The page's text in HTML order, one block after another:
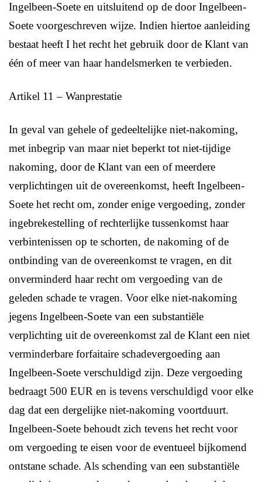
Ingelbeen-Soete en uitsluitend op de door Ingelbeen-
Soete voorgeschreven wijze. Indien hiertoe aanleiding
bestaat heeft I het recht het gebruik door de Klant van
één of meer van haar handelsmerken te verbieden.
Artikel 11 – Wanprestatie
In geval van gehele of gedeeltelijke niet-nakoming,
met inbegrip van maar niet beperkt tot niet-tijdige
nakoming, door de Klant van een of meerdere
verplichtingen uit de overeenkomst, heeft Ingelbeen-
Soete het recht om, zonder enige vergoeding, zonder
ingebrekestelling of rechterlijke tussenkomst haar
verbintenissen op te schorten, de nakoming of de
ontbinding van de overeenkomst te vragen, en dit
onverminderd haar recht om vergoeding van de
geleden schade te vragen. Voor elke niet-nakoming
jegens Ingelbeen-Soete van een substantiële
verplichting uit de overeenkomst zal de Klant een niet
verminderbare forfaitaire schadevergoeding aan
Ingelbeen-Soete verschuldigd zijn. Deze vergoeding
bedraagt 500 EUR en is tevens verschuldigd voor elke
dag dat een dergelijke niet-nakoming voortduurt.
Ingelbeen-Soete behoudt zich tevens het recht voor
om vergoeding te eisen voor de eventueel bijkomend
ontstane schade. Als schending van een substantiële